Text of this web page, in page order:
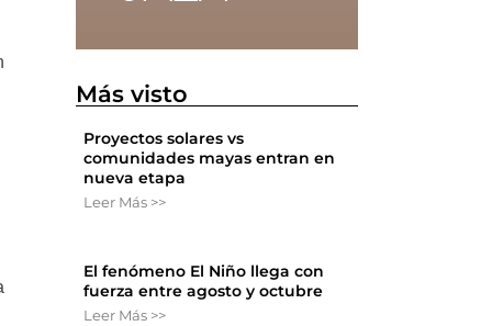
Más visto
Proyectos solares vs
comunidades mayas entran en
nueva etapa
Leer Más >>
El fenómeno El Niño llega con
fuerza entre agosto y octubre
Leer Más >>